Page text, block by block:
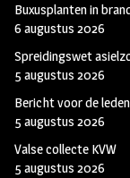
Buxusplanten in
6 augustus 2026
Spreidingswet
5 augustus 2026
Bericht voor de
5 augustus 2026
Valse collecte KVW
5 augustus 2026